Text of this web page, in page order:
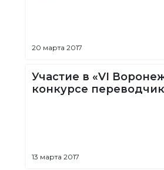
20 марта 2017
Участие в «VI
конкурсе
13 марта 2017